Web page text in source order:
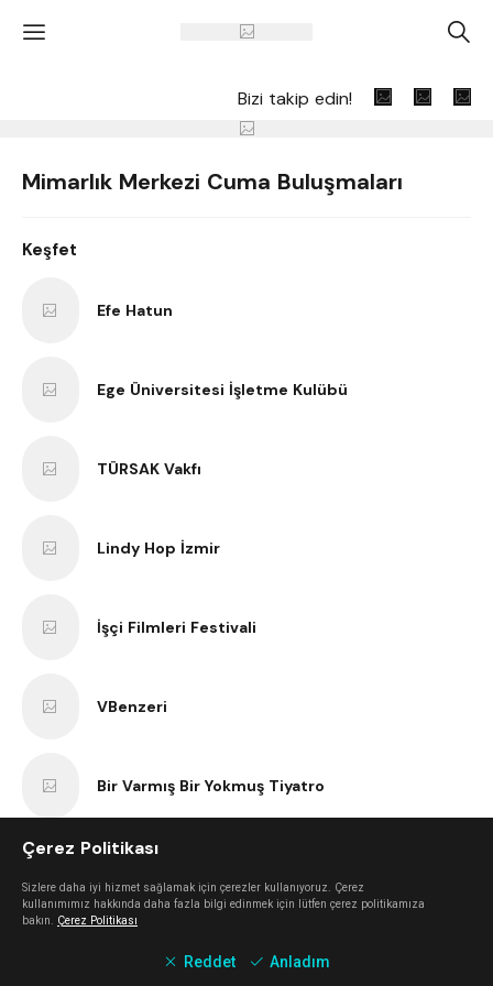
' A
Bizi takip edin!
Mimarlık Merkezi Cuma Buluşmaları
Keşfet
Efe Hatun
Ege Üniversitesi İşletme Kulübü
TÜRSAK Vakfı
Lindy Hop İzmir
İşçi Filmleri Festivali
VBenzeri
Bir Varmış Bir Yokmuş Tiyatro
Çerez Politikası
Sizlere daha iyi hizmet sağlamak için çerezler kullanıyoruz. Çerez
kullanımımız hakkında daha fazla bilgi edinmek için lütfen çerez politikamıza
bakın. Çerez Politikası
Reddet Anladım